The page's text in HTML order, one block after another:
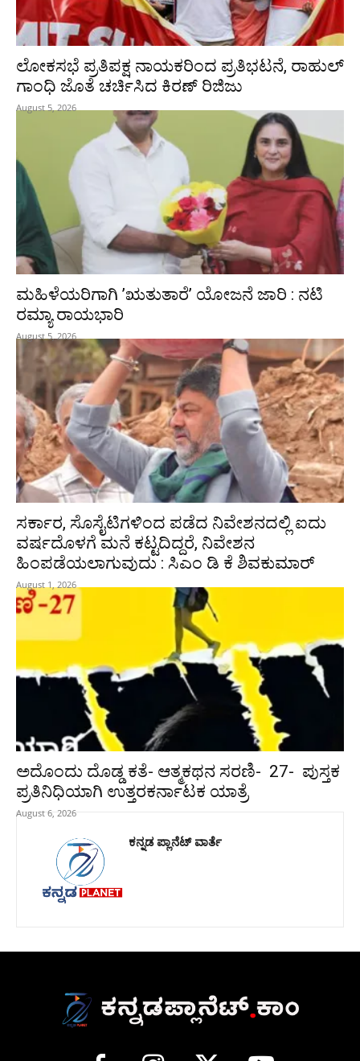
ಲೋಕಸಭೆ ಪ್ರತಿಪಕ್ಷ ನಾಯಕರಿಂದ ಪ್ರತಿಭಟನೆ, ರಾಹುಲ್‌
ಗಾಂಧಿ ಜೊತೆ ಚರ್ಚಿಸಿದ ಕಿರಣ್‌ ರಿಜಿಜು
August 5, 2026
ಮಹಿಳೆಯರಿಗಾಗಿ ʼಋತುತಾರೆʼ ಯೋಜನೆ ಜಾರಿ : ನಟಿ
ರಮ್ಯಾ ರಾಯಭಾರಿ
August 5, 2026
ಸರ್ಕಾರ, ಸೊಸೈಟಿಗಳಿಂದ ಪಡೆದ ನಿವೇಶನದಲ್ಲಿ ಐದು
ವರ್ಷದೊಳಗೆ ಮನೆ ಕಟ್ಟದಿದ್ದರೆ, ನಿವೇಶನ
ಹಿಂಪಡೆಯಲಾಗುವುದು : ಸಿಎಂ ಡಿ ಕೆ ಶಿವಕುಮಾರ್
August 1, 2026
ಅದೊಂದು ದೊಡ್ಡ ಕತೆ- ಆತ್ಮಕಥನ ಸರಣಿ- 27- ಪುಸ್ತಕ
ಪ್ರತಿನಿಧಿಯಾಗಿ ಉತ್ತರಕರ್ನಾಟಕ ಯಾತ್ರೆ
August 6, 2026
ಕನ್ನಡ ಪ್ಲಾನೆಟ್ ವಾರ್ತೆ